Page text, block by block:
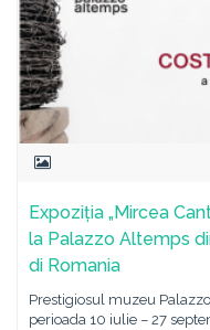
Expoziția „Mircea
la Palazzo Altemps
di Romania
Prestigiosul muzeu
perioada 10 iulie – 27